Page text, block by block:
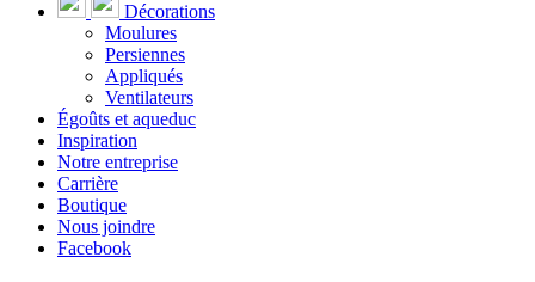
Décorations
Moulures
Persiennes
Appliqués
Ventilateurs
Égoûts et aqueduc
Inspiration
Notre entreprise
Carrière
Boutique
Nous joindre
Facebook